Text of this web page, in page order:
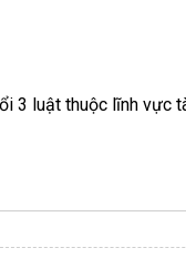
3 luật thuộc lĩnh vực